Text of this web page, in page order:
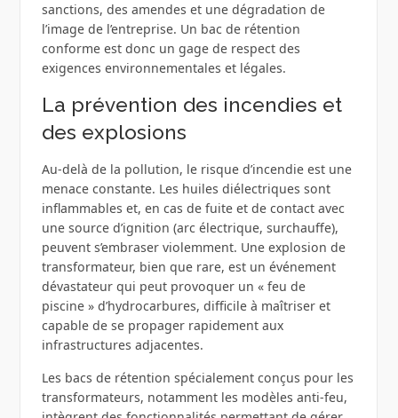
sanctions, des amendes et une dégradation de
l’image de l’entreprise. Un bac de rétention
conforme est donc un gage de respect des
exigences environnementales et légales.
La prévention des incendies et
des explosions
Au-delà de la pollution, le risque d’incendie est une
menace constante. Les huiles diélectriques sont
inflammables et, en cas de fuite et de contact avec
une source d’ignition (arc électrique, surchauffe),
peuvent s’embraser violemment. Une explosion de
transformateur, bien que rare, est un événement
dévastateur qui peut provoquer un « feu de
piscine » d’hydrocarbures, difficile à maîtriser et
capable de se propager rapidement aux
infrastructures adjacentes.
Les bacs de rétention spécialement conçus pour les
transformateurs, notamment les modèles anti-feu,